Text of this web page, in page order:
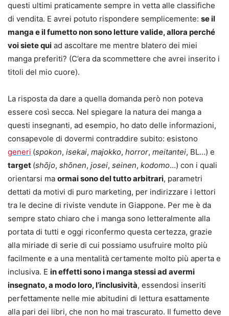
questi ultimi praticamente sempre in vetta alle classifiche
di vendita. E avrei potuto rispondere semplicemente: se il
manga e il fumetto non sono letture valide, allora perché
voi siete qui ad ascoltare me mentre blatero dei miei
manga preferiti? (C’era da scommettere che avrei inserito i
titoli del mio cuore).
La risposta da dare a quella domanda però non poteva
essere così secca. Nel spiegare la natura dei manga a
questi insegnanti, ad esempio, ho dato delle informazioni,
consapevole di dovermi contraddire subito: esistono
generi (spokon, isekai, majokko, horror, meitantei, BL…) e
target (shōjo, shōnen, josei, seinen, kodomo…) con i quali
orientarsi ma ormai sono del tutto arbitrari, parametri
dettati da motivi di puro marketing, per indirizzare i lettori
tra le decine di riviste vendute in Giappone. Per me è da
sempre stato chiaro che i manga sono letteralmente alla
portata di tutti e oggi riconfermo questa certezza, grazie
alla miriade di serie di cui possiamo usufruire molto più
facilmente e a una mentalità certamente molto più aperta e
inclusiva. E in effetti sono i manga stessi ad avermi
insegnato, a modo loro, l’inclusività, essendosi inseriti
perfettamente nelle mie abitudini di lettura esattamente
alla pari dei libri, che non ho mai trascurato. Il fumetto deve